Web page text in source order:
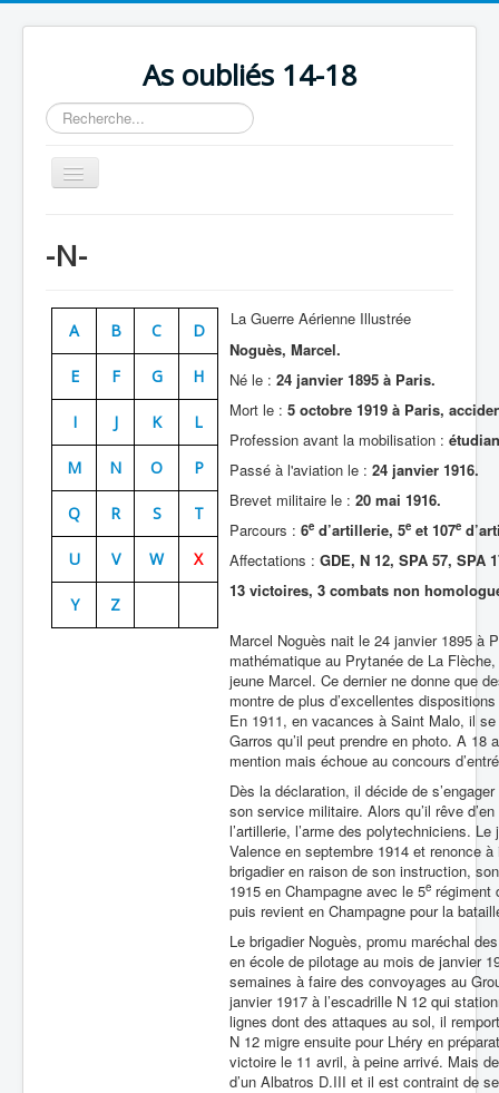
As oubliés 14-18
Rechercher
Basculer
la
Chronologie
Escadrilles
Organisation
Avions
Personnels
Doctrines
Batailles
Les As
Cahiers des As
-N-
A B C D
E F G H
I J K L
M N O P
Q R S T
U V W X
Y Z
La Guerre Aérienne Illustrée
Noguès, Marcel.
Né le : 24 janvier 1895 à Paris.
Mort le : 5 octobre 1919 à Paris,
Profession avant la mobilisation :
Passé à l'aviation le : 24 janvier 1916.
Brevet militaire le : 20 mai 1916.
Parcours : 6e d’artillerie, 5e et 107e
Affectations : GDE, N 12, SPA 57, SPA
13 victoires, 3 combats non
Marcel Noguès nait le 24 janvier 1895 à
mathématique au Prytanée de La
jeune Marcel. Ce dernier ne donne que
montre de plus d’excellentes
En 1911, en vacances à Saint Malo, il
Garros qu’il peut prendre en photo. A
mention mais échoue au concours
Dès la déclaration, il décide de
son service militaire. Alors qu’il rêve
l’artillerie, l’arme des polytechniciens.
Valence en septembre 1914 et renonce
brigadier en raison de son instruction,
1915 en Champagne avec le 5e régiment
puis revient en Champagne pour la
Le brigadier Noguès, promu maréchal
en école de pilotage au mois de janvier
semaines à faire des convoyages au
janvier 1917 à l’escadrille N 12 qui
lignes dont des attaques au sol, il
N 12 migre ensuite pour Lhéry en
victoire le 11 avril, à peine arrivé. Mais
d’un Albatros D.III et il est contraint de